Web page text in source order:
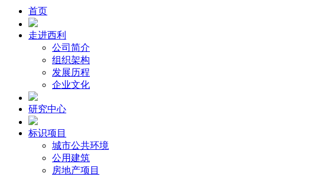
首页
走进西利
公司简介
组织架构
发展历程
企业文化
研究中心
标识项目
城市公共环境
公用建筑
房地产项目